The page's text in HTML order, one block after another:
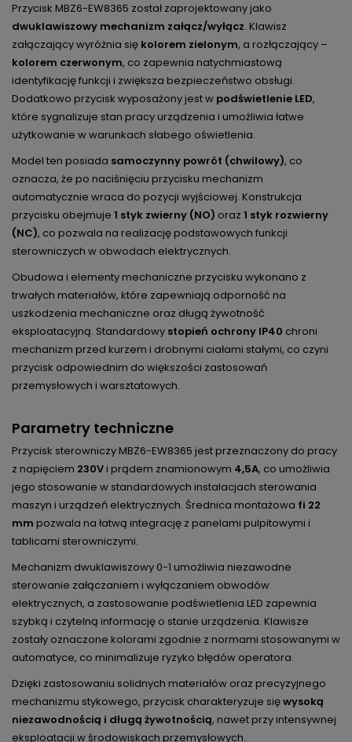
Przycisk MBZ6-EW8365 został zaprojektowany jako
dwuklawiszowy mechanizm załącz/wyłącz. Klawisz
załączający wyróżnia się kolorem zielonym, a rozłączający –
kolorem czerwonym, co zapewnia natychmiastową
identyfikację funkcji i zwiększa bezpieczeństwo obsługi.
Dodatkowo przycisk wyposażony jest w podświetlenie LED,
które sygnalizuje stan pracy urządzenia i umożliwia łatwe
użytkowanie w warunkach słabego oświetlenia.
Model ten posiada samoczynny powrót (chwilowy), co
oznacza, że po naciśnięciu przycisku mechanizm
automatycznie wraca do pozycji wyjściowej. Konstrukcja
przycisku obejmuje 1 styk zwierny (NO) oraz 1 styk rozwierny
(NC), co pozwala na realizację podstawowych funkcji
sterowniczych w obwodach elektrycznych.
Obudowa i elementy mechaniczne przycisku wykonano z
trwałych materiałów, które zapewniają odporność na
uszkodzenia mechaniczne oraz długą żywotność
eksploatacyjną. Standardowy stopień ochrony IP40 chroni
mechanizm przed kurzem i drobnymi ciałami stałymi, co czyni
przycisk odpowiednim do większości zastosowań
przemysłowych i warsztatowych.
Parametry techniczne
Przycisk sterowniczy MBZ6-EW8365 jest przeznaczony do pracy
z napięciem 230Vi prądem znamionowym 4,5A, co umożliwia
jego stosowanie w standardowych instalacjach sterowania
maszyn i urządzeń elektrycznych. Średnica montażowa fi 22
mm pozwala na łatwą integrację z panelami pulpitowymi i
tablicami sterowniczymi.
Mechanizm dwuklawiszowy 0-1 umożliwia niezawodne
sterowanie załączaniem i wyłączaniem obwodów
elektrycznych, a zastosowanie podświetlenia LED zapewnia
szybką i czytelną informację o stanie urządzenia. Klawisze
zostały oznaczone kolorami zgodnie z normami stosowanymi w
automatyce, co minimalizuje ryzyko błędów operatora.
Dzięki zastosowaniu solidnych materiałów oraz precyzyjnego
mechanizmu stykowego, przycisk charakteryzuje sięwysoką
niezawodnością i długą żywotnością, nawet przy intensywnej
eksploatacji w środowiskach przemysłowych.